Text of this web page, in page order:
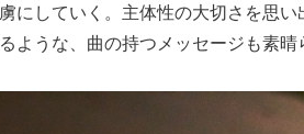
にしていく。主体性の大切さを思い
ような、曲の持つメッセージも素晴